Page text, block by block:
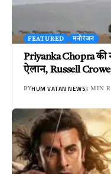
FEATURED मनोरंजन
Priyanka Chopra की
ऐलान, Russell
BYHUM VATAN NEWS3 MIN